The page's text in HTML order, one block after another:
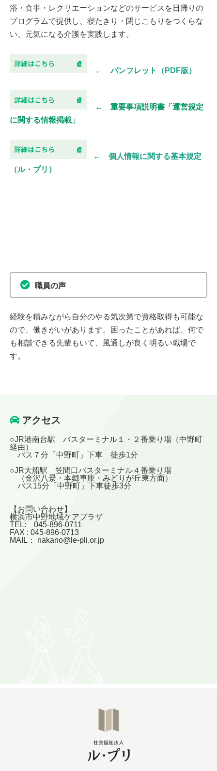
浴・食事・レクリエーションなどのサービスを日帰りの
プログラムで提供し、寝たきり・閉じこもりをつくらな
い、元気になる介護を実践します。
← パンフレット（PDF版）
← 重要事項説明書「運営規定
に関する情報掲載」
← 個人情報に関する基本規定
（ル・プリ）
職員の声
経験を積みながら自分のやる気次第で資格取得も可能な
ので、働きがいがあります。困ったことがあれば、何で
も相談できる先輩もいて、風通しが良く明るい職場で
す。
アクセス
○JR港南台駅 バスターミナル１・２番乗り場（中野町
経由）
バス７分「中野町」下車 徒歩1分
○JR大船駅 笠間口バスターミナル４番乗り場
（金沢八景・本郷車庫・みどりが丘東方面）
バス15分「中野町」下車徒歩3分
【お問い合わせ】
横浜市中野地域ケアプラザ
TEL: 045-896-0711
FAX : 045-896-0713
MAIL： nakano@le-pli.or.jp